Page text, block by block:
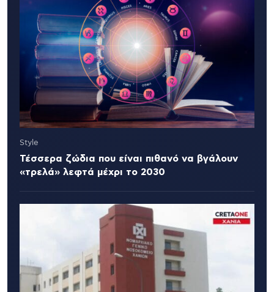
Style
Τέσσερα ζώδια που είναι πιθανό να βγάλουν
«τρελά» λεφτά μέχρι το 2030